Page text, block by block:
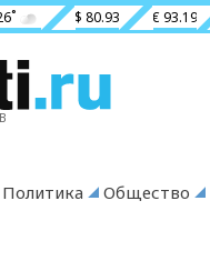
$ 80.93 € 93.19
Политика Общество